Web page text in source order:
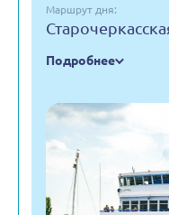
Маршрут дня:
Подробнее